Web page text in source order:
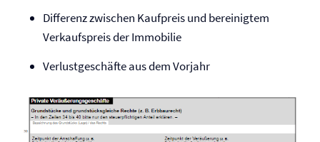
Differenz zwischen Kaufpreis und bereinigtem
Verkaufspreis der Immobilie
Verlustgeschäfte aus dem Vorjahr